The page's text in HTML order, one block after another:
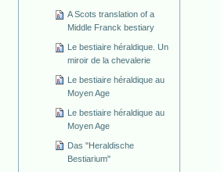
A Scots translation of a
Middle Franck bestiary
Le bestiaire héraldique. Un
miroir de la chevalerie
Le bestiaire héraldique au
Moyen Age
Le bestiaire héraldique au
Moyen Age
Das "Heraldische
Bestiarium"